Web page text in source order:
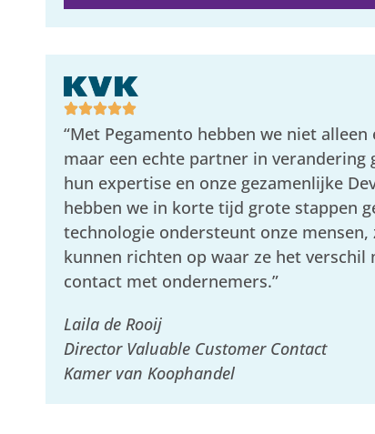
“Met Pegamento hebben we niet alleen
maar een echte partner in verandering
hun expertise en onze gezamenlijke
hebben we in korte tijd grote stappen
technologie ondersteunt onze mensen,
kunnen richten op waar ze het verschil
contact met ondernemers.”
Laila de Rooij
Director Valuable Customer Contact
Kamer van Koophandel